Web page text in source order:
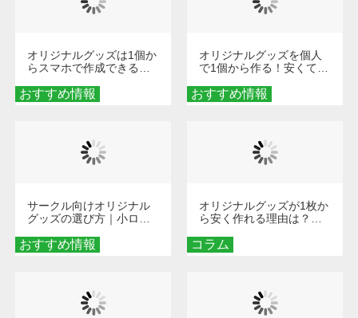
おすすめ情報
オリジナルグッズは1個か
らスマホで作成できる！
くなる巾着＆ポーチ活用
術
おすすめ情報
オリジナルグッズを個人
で1個から作る！安くて簡
秘訣
おすすめ情報
サークル向けオリジナル
グッズの選び方｜小ロッ
める秘訣
コラム
オリジナルグッズが1枚か
ら安く作れる理由は？オ
とメリットを解説